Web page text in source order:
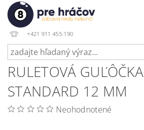
+421 911 455 190
RULETOVÁ GUĽÔČKA
STANDARD 12 MM
Neohodnotené